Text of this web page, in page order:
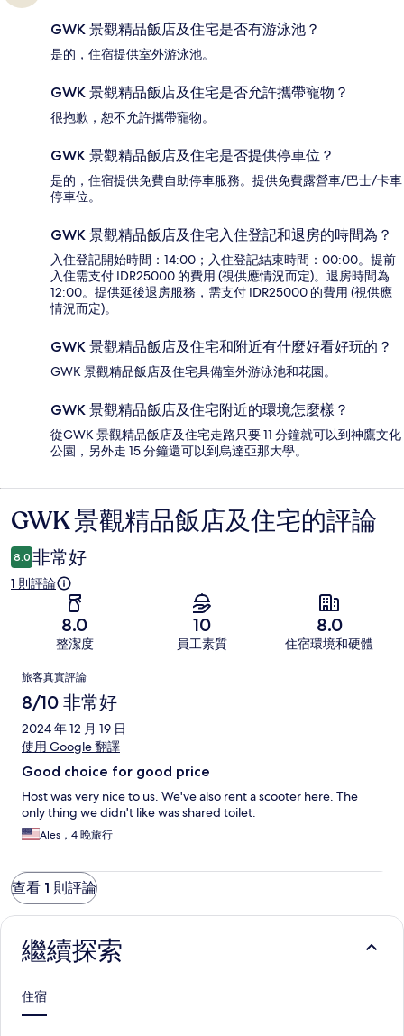
GWK 景觀精品飯店及住宅是否有游泳池？
是的，住宿提供室外游泳池。
GWK 景觀精品飯店及住宅是否允許攜帶寵物？
很抱歉，恕不允許攜帶寵物。
GWK 景觀精品飯店及住宅是否提供停車位？
是的，住宿提供免費自助停車服務。提供免費露營車/巴士/卡車
停車位。
GWK 景觀精品飯店及住宅入住登記和退房的時間為？
入住登記開始時間：14:00；入住登記結束時間：00:00。提前
入住需支付 IDR25000 的費用 (視供應情況而定)。退房時間為
12:00。提供延後退房服務，需支付 IDR25000 的費用 (視供應
情況而定)。
GWK 景觀精品飯店及住宅和附近有什麼好看好玩的？
GWK 景觀精品飯店及住宅具備室外游泳池和花園。
GWK 景觀精品飯店及住宅附近的環境怎麼樣？
從GWK 景觀精品飯店及住宅走路只要 11 分鐘就可以到神鷹文化
公園，另外走 15 分鐘還可以到烏達亞那大學。
評
論
GWK 景觀精品飯店及住宅的評論
8.0 非常好
1 則評論
8.0
整潔度
10
員工素質
8.0
住宿環境和硬體
評
論
旅客真實評論
8/10 非常好
2024 年 12 月 19 日
使用 Google 翻譯
Good choice for good price
Host was very nice to us. We've also rent a scooter here. The
only thing we didn't like was shared toilet.
Ales，4 晚旅行
查看 1 則評論
繼續探索
住宿